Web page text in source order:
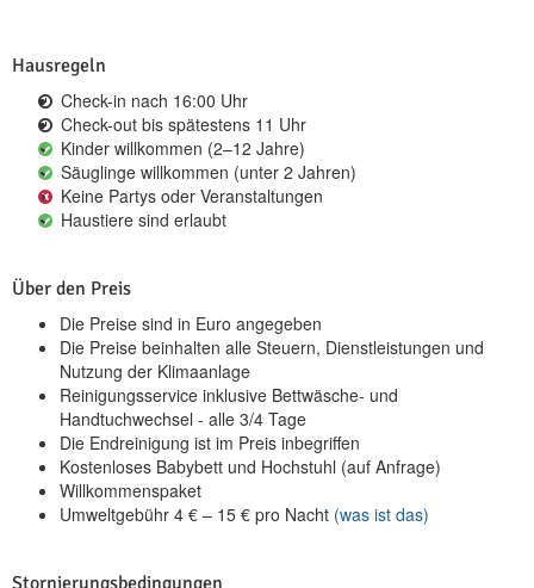
Hausregeln
Check-in nach 16:00 Uhr
Check-out bis spätestens 11 Uhr
Kinder willkommen (2–12 Jahre)
Säuglinge willkommen (unter 2 Jahren)
Keine Partys oder Veranstaltungen
Haustiere sind erlaubt
Über den Preis
Die Preise sind in Euro angegeben
Die Preise beinhalten alle Steuern, Dienstleistungen und
Nutzung der Klimaanlage
Reinigungsservice inklusive Bettwäsche- und
Handtuchwechsel - alle 3/4 Tage
Die Endreinigung ist im Preis inbegriffen
Kostenloses Babybett und Hochstuhl (auf Anfrage)
Willkommenspaket
Umweltgebühr 4 € – 15 € pro Nacht (was ist das)